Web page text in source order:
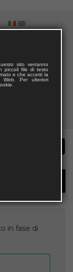
in fase di
sito verranno
piccoli file di testo
e che accetti la
Per ulteriori